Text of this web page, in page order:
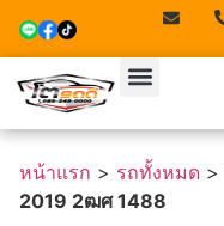
หน้าแรก > รถทั้งหมด >
2019 2ฒศ 1488